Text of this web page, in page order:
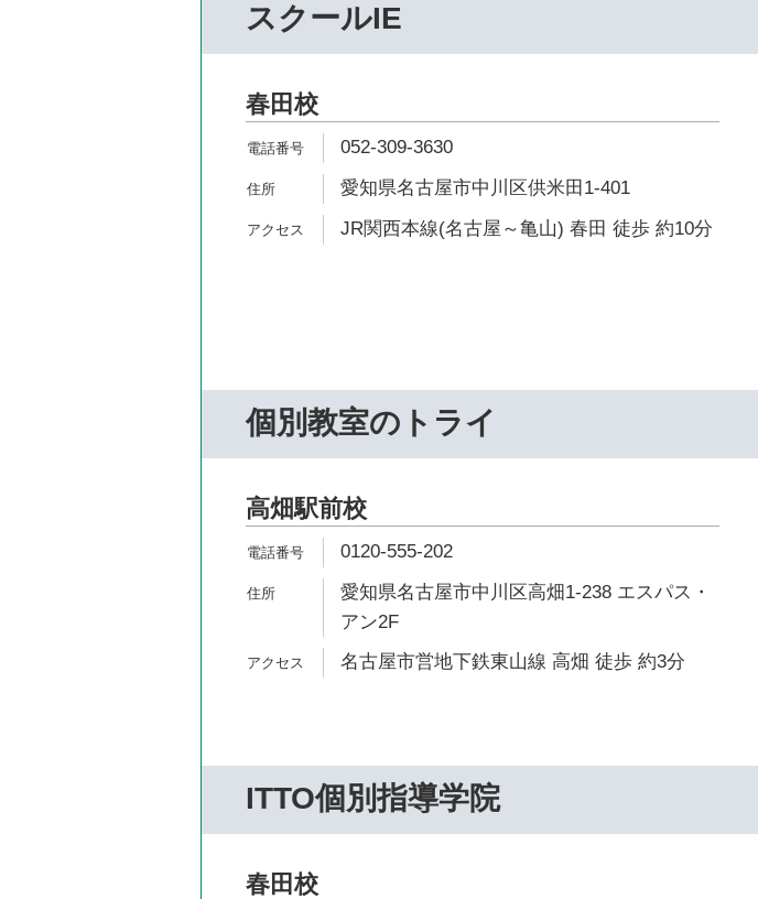
スクールIE
春田校
052-309-3630
愛知県名古屋市中川区供米田1-401
JR関西本線(名古屋～亀山) 春田 徒歩 約10分
個別教室のトライ
高畑駅前校
0120-555-202
愛知県名古屋市中川区高畑1-238 エスパス・
アン2F
名古屋市営地下鉄東山線 高畑 徒歩 約3分
ITTO個別指導学院
春田校